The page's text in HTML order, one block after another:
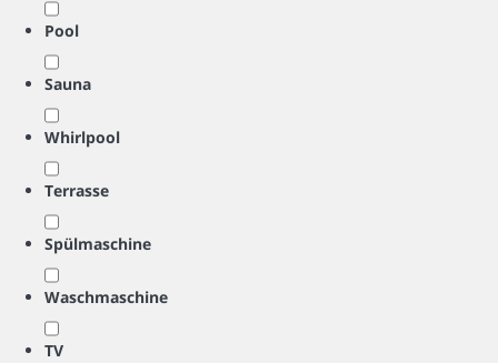
Pool
Sauna
Whirlpool
Terrasse
Spülmaschine
Waschmaschine
TV